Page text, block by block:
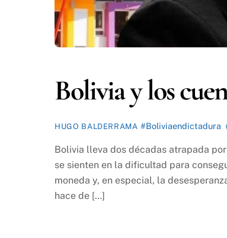
Bolivia y los
HUGO BALDERRAMA #Boliviaendictadura
Bolivia lleva dos décadas atrapada
se sienten en la dificultad para
moneda y, en especial, la
hace de […]